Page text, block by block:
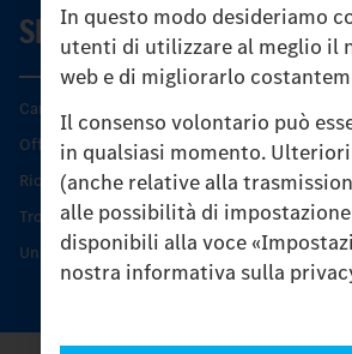
In questo modo desideriamo
utenti di utilizzare al meglio il
web e di migliorarlo
Il consenso volontario può
in qualsiasi momento.
(anche relative alla
alle possibilità di
disponibili alla voce
nostra informativa sulla
SERVIZIO
Caratteristiche di prodotto
Offerta di servizio Unimog
Ricambi originali
Trovare un partner
Unimog Service Days